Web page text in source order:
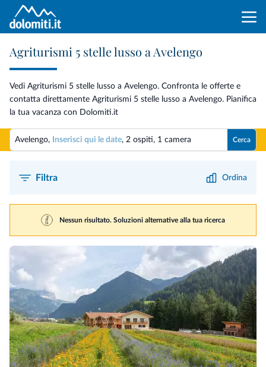
Agriturismi 5 stelle lusso a Avelengo
Vedi Agriturismi 5 stelle lusso a Avelengo. Confronta le offerte e
contatta direttamente Agriturismi 5 stelle lusso a Avelengo. Pianifica
la tua vacanza con Dolomiti.it
Avelengo, Inserisci qui le date, 2 ospiti, 1 camera Cerca
Filtra Ordina
Nessun risultato. Soluzioni alternative alla tua ricerca